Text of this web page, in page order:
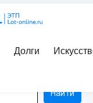
Долги
Найти